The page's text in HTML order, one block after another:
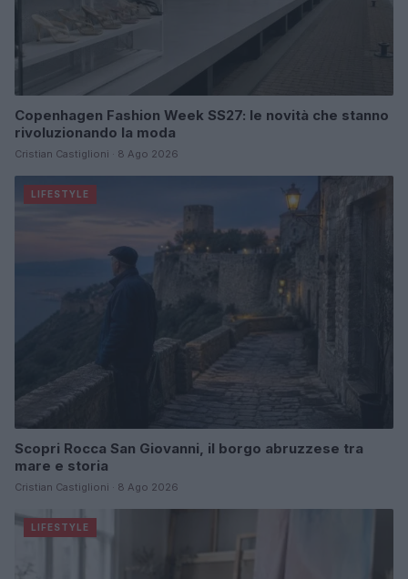
Copenhagen Fashion Week SS27: le novità che stanno
rivoluzionando la moda
Cristian Castiglioni · 8 Ago 2026
LIFESTYLE
Scopri Rocca San Giovanni, il borgo abruzzese tra
mare e storia
Cristian Castiglioni · 8 Ago 2026
LIFESTYLE